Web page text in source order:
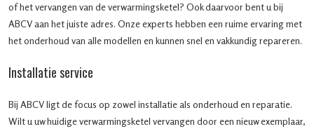
of het vervangen van de verwarmingsketel? Ook daarvoor bent u bij
ABCV aan het juiste adres. Onze experts hebben een ruime ervaring met
het onderhoud van alle modellen en kunnen snel en vakkundig repareren.
Installatie service
Bij ABCV ligt de focus op zowel installatie als onderhoud en reparatie.
Wilt u uw huidige verwarmingsketel vervangen door een nieuw exemplaar,